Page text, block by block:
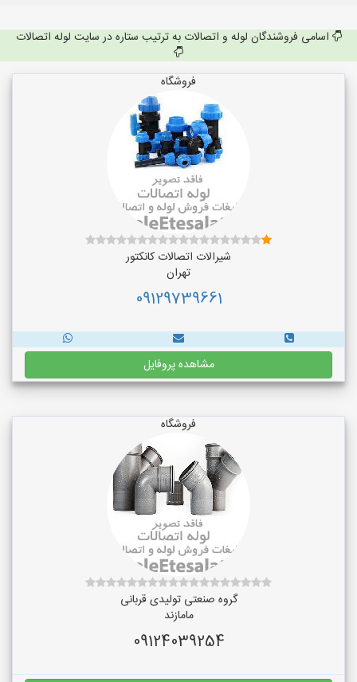
اسامی فروشندگان لوله و اتصالات به ترتیب ستاره در سایت لوله اتصالات
فروشگاه
شیرالات اتصالات کانکتور
تهران
09129739661
مشاهده پروفایل
فروشگاه
گروه صنعتی تولیدی قربانی
مامازند
09124039254